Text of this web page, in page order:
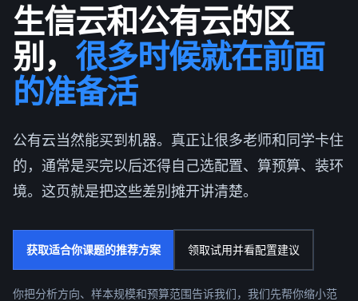
生信云和公有云的区
别， 很多时候就在前面
的准备活
公有云当然能买到机器。真正让很多老师和同学卡住
的，通常是买完以后还得自己选配置、算预算、装环
境。这页就是把这些差别摊开讲清楚。
获取适合你课题的推荐方案 领取试用并看配置建议
你把分析方向、样本规模和预算范围告诉我们，我们先帮你缩小范